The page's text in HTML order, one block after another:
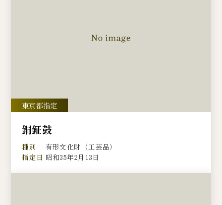
銅鉦鼓
種別
有形文化財（工芸品）
指定日 昭和35年2月13日